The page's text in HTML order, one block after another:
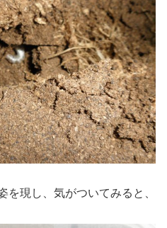
を現し、気がついてみると、